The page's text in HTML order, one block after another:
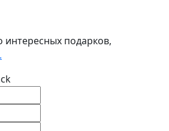
интересных подарков,